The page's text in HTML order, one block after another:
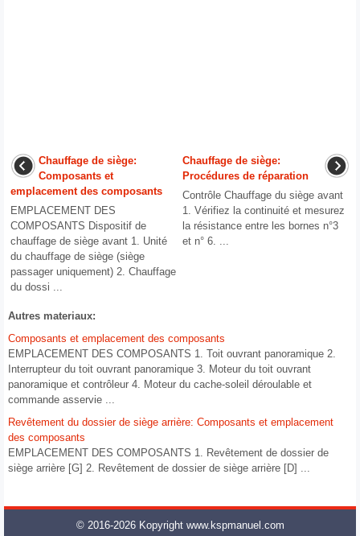
Chauffage de siège:
Composants et
emplacement des composants
EMPLACEMENT DES
COMPOSANTS Dispositif de
chauffage de siège avant 1. Unité
du chauffage de siège (siège
passager uniquement) 2. Chauffage
du dossi ...
Chauffage de siège:
Procédures de réparation
Contrôle Chauffage du siège avant
1. Vérifiez la continuité et mesurez
la résistance entre les bornes n°3
et n° 6. ...
Autres materiaux:
Composants et emplacement des composants
EMPLACEMENT DES COMPOSANTS 1. Toit ouvrant panoramique 2.
Interrupteur du toit ouvrant panoramique 3. Moteur du toit ouvrant
panoramique et contrôleur 4. Moteur du cache-soleil déroulable et
commande asservie ...
Revêtement du dossier de siège arrière: Composants et emplacement
des composants
EMPLACEMENT DES COMPOSANTS 1. Revêtement de dossier de
siège arrière [G] 2. Revêtement de dossier de siège arrière [D] ...
© 2016-2026 Kopyright www.kspmanuel.com